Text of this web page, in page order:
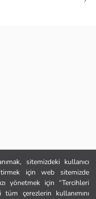
sitemizdeki kullanıcı
için web sitemizde
yönetmek için “Tercihleri
tüm çerezlerin kullanımını
çiçek kombinasyonu.
Silikon,Paraben,